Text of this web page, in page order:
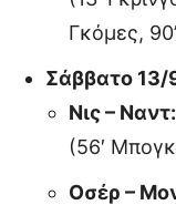
Γκόμες,
Σάββατο 13/
Νις –
(56′
Οσέρ –